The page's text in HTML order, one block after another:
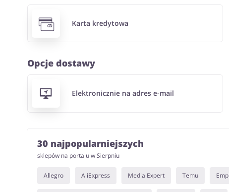
Karta kredytowa
Opcje dostawy
Elektronicznie na adres e-mail
30 najpopularniejszych
sklepów na portalu w Sierpniu
Allegro AliExpress Media Expert Temu